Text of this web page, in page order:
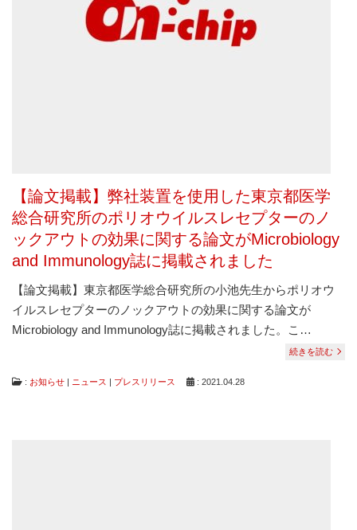
【論文掲載】弊社装置を使用した東京都医学
総合研究所のポリオウイルスレセプターのノ
ックアウトの効果に関する論文がMicrobiology
and Immunology誌に掲載されました
【論文掲載】東京都医学総合研究所の小池先生からポリオウ
イルスレセプターのノックアウトの効果に関する論文が
Microbiology and Immunology誌に掲載されました。こ…
続きを読む
: お知らせ | ニュース | プレスリリース : 2021.04.28